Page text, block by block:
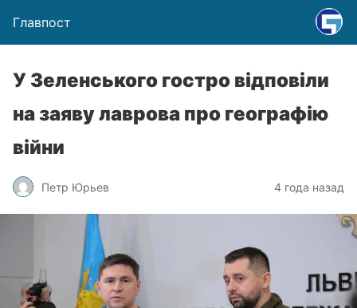
Главпост
У Зеленського гостро відповіли
на заяву лаврова про географію
війни
Петр Юрьев 4 года назад